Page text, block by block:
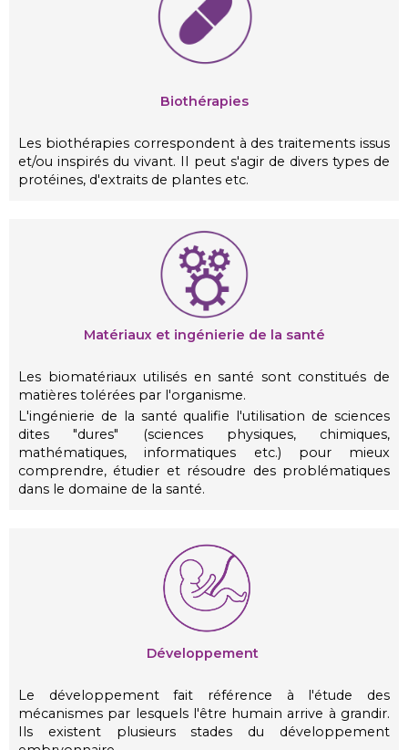
Biothérapies
Les biothérapies correspondent à des traitements issus
et/ou inspirés du vivant. Il peut s'agir de divers types de
protéines, d'extraits de plantes etc.
Matériaux et ingénierie de la santé
Les biomatériaux utilisés en santé sont constitués de
matières tolérées par l'organisme.
L'ingénierie de la santé qualifie l'utilisation de sciences
dites "dures" (sciences physiques, chimiques,
mathématiques, informatiques etc.) pour mieux
comprendre, étudier et résoudre des problématiques
dans le domaine de la santé.
Développement
Le développement fait référence à l'étude des
mécanismes par lesquels l'être humain arrive à grandir.
Ils existent plusieurs stades du développement